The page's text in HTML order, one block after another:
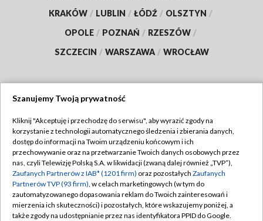
KRAKÓW / LUBLIN / ŁÓDŹ / OLSZTYN /
OPOLE / POZNAŃ / RZESZÓW /
SZCZECIN / WARSZAWA / WROCŁAW
TVP
Abonament TVP
Emisja w TVP
Centrum informacji TVP
Naziemna Telewizja Cyfrowa
Regulamin TVP
Polityka prywatności
Moje zgody
Pomoc
Szanujemy Twoją prywatność
Kliknij "Akceptuję i przechodzę do serwisu", aby wyrazić zgody na
korzystanie z technologii automatycznego śledzenia i zbierania danych,
dostęp do informacji na Twoim urządzeniu końcowym i ich
przechowywanie oraz na przetwarzanie Twoich danych osobowych przez
nas, czyli Telewizję Polską S.A. w likwidacji (zwaną dalej również „TVP”),
Zaufanych Partnerów z IAB* (1201 firm) oraz pozostałych Zaufanych
Partnerów TVP (93 firm), w celach marketingowych (w tym do
zautomatyzowanego dopasowania reklam do Twoich zainteresowań i
mierzenia ich skuteczności) i pozostałych, które wskazujemy poniżej, a
także zgody na udostępnianie przez nas identyfikatora PPID do Google.